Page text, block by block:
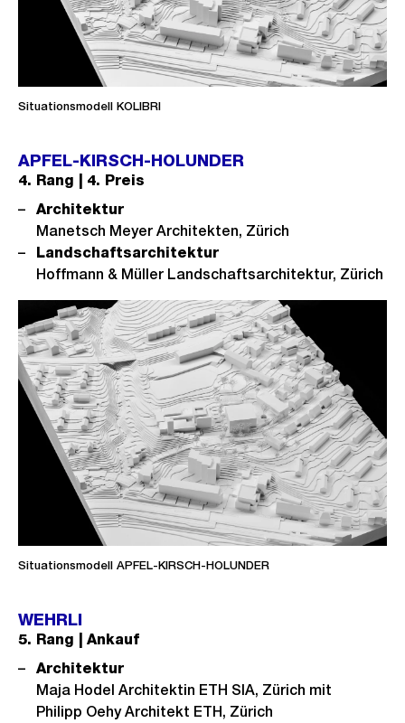
Situationsmodell KOLIBRI
APFEL-KIRSCH-HOLUNDER
4. Rang | 4. Preis
Architektur
Manetsch Meyer Architekten, Zürich
Landschaftsarchitektur
Hoffmann & Müller Landschaftsarchitektur, Zürich
Situationsmodell APFEL-KIRSCH-HOLUNDER
WEHRLI
5. Rang | Ankauf
Architektur
Maja Hodel Architektin ETH SIA, Zürich mit
Philipp Oehy Architekt ETH, Zürich